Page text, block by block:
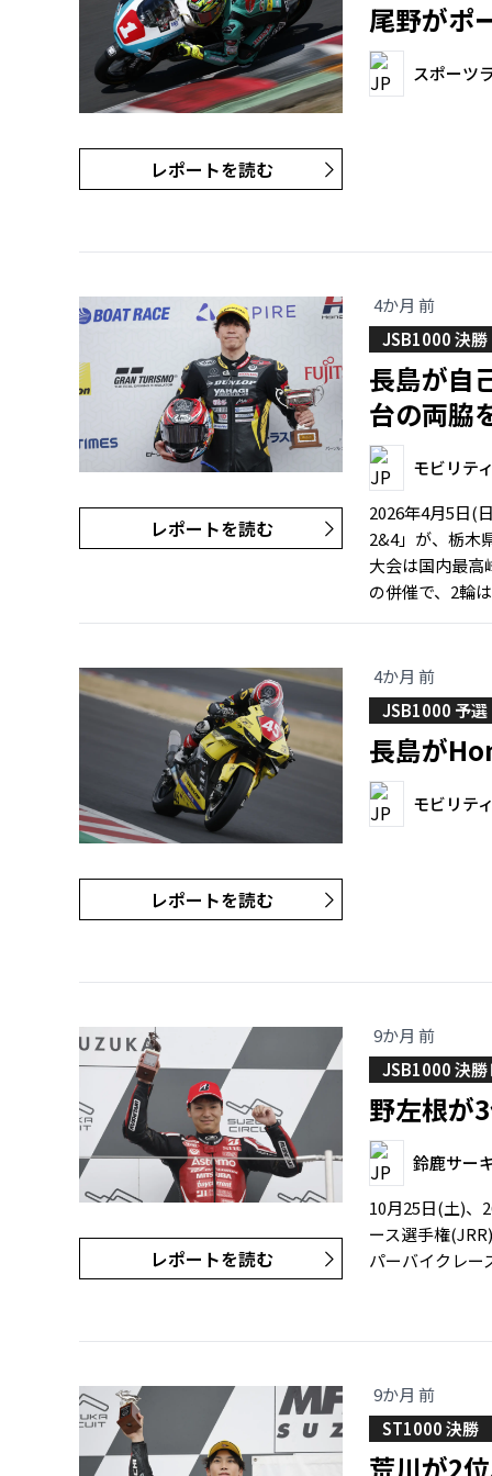
レポートを読む
尾野がポ
スポーツ
レポートを読む
4か月 前
JSB1000 決勝
長島が自
台の両脇
モビリテ
2026年4月5日(
2&4」が、栃木
大会は国内最高
の併催で、2輪
レポートを読む
4か月 前
JSB1000 予選
長島が
モビリテ
レポートを読む
9か月 前
JSB1000 決勝
野左根が
鈴鹿サー
10月25日(土)、
ース選手権
パーバイクレー
9か月 前
ST1000 決勝
荒川が2